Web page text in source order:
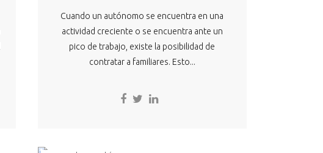
Cuando un autónomo se encuentra en una
actividad creciente o se encuentra ante un
pico de trabajo, existe la posibilidad de
contratar a familiares. Esto...